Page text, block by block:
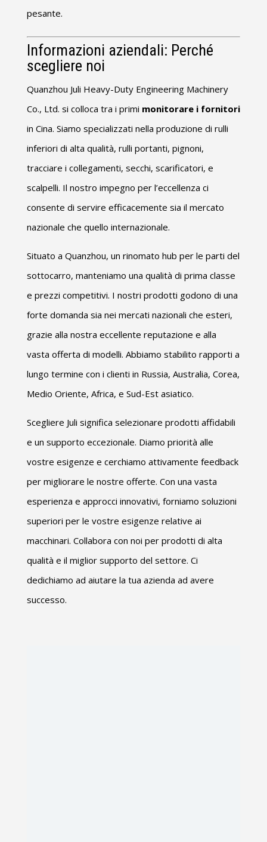
pesante.
Informazioni aziendali: Perché
scegliere noi
Quanzhou Juli Heavy-Duty Engineering Machinery
Co., Ltd. si colloca tra i primi monitorare i fornitori
in Cina. Siamo specializzati nella produzione di rulli
inferiori di alta qualità, rulli portanti, pignoni,
tracciare i collegamenti, secchi, scarificatori, e
scalpelli. Il nostro impegno per l’eccellenza ci
consente di servire efficacemente sia il mercato
nazionale che quello internazionale.
Situato a Quanzhou, un rinomato hub per le parti del
sottocarro, manteniamo una qualità di prima classe
e prezzi competitivi. I nostri prodotti godono di una
forte domanda sia nei mercati nazionali che esteri,
grazie alla nostra eccellente reputazione e alla
vasta offerta di modelli. Abbiamo stabilito rapporti a
lungo termine con i clienti in Russia, Australia, Corea,
Medio Oriente, Africa, e Sud-Est asiatico.
Scegliere Juli significa selezionare prodotti affidabili
e un supporto eccezionale. Diamo priorità alle
vostre esigenze e cerchiamo attivamente feedback
per migliorare le nostre offerte. Con una vasta
esperienza e approcci innovativi, forniamo soluzioni
superiori per le vostre esigenze relative ai
macchinari. Collabora con noi per prodotti di alta
qualità e il miglior supporto del settore. Ci
dedichiamo ad aiutare la tua azienda ad avere
successo.